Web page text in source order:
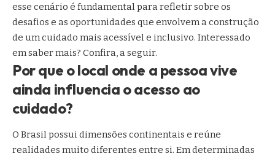
esse cenário é fundamental para refletir sobre os
desafios e as oportunidades que envolvem a construção
de um cuidado mais acessível e inclusivo. Interessado
em saber mais? Confira, a seguir.
Por que o local onde a pessoa vive
ainda influencia o acesso ao
cuidado?
O Brasil possui dimensões continentais e reúne
realidades muito diferentes entre si. Em determinadas